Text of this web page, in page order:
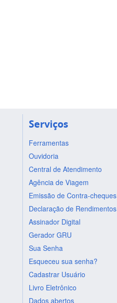
Serviços
Ferramentas
Ouvidoria
Central de Atendimento
Agência de Viagem
Emissão de Contra-cheques
Declaração de Rendimentos
Assinador Digital
Gerador GRU
Sua Senha
Esqueceu sua senha?
Cadastrar Usuário
Livro Eletrônico
Dados abertos